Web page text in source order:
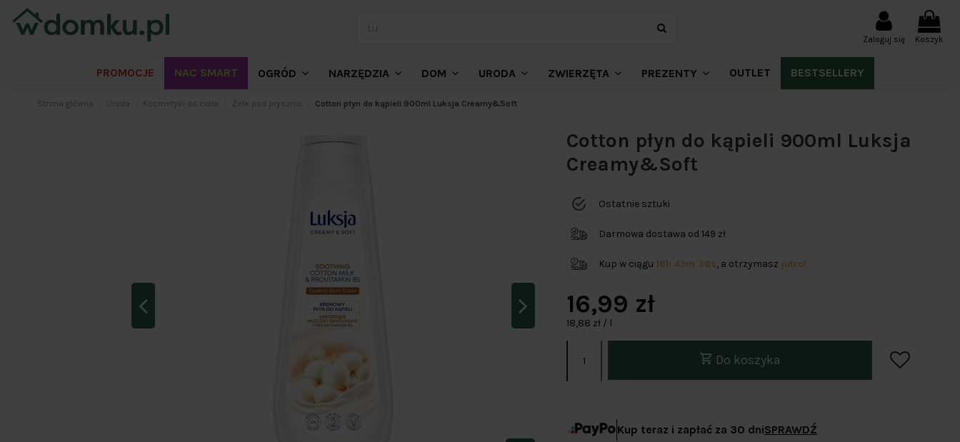
Zaloguj się Koszyk
PROMOCJE NAC SMART OGRÓD NARZĘDZIA DOM URODA ZWIERZĘTA PREZENTY OUTLET BESTSELLERY
Strona główna Uroda Kosmetyki do ciała Żele pod prysznic Cotton płyn do kąpieli 900ml Luksja Creamy&Soft
Cotton płyn do kąpieli 900ml Luksja
Creamy&Soft
Ostatnie sztuki
Darmowa dostawa od 149 zł
Kup w ciągu 16h 45m 36s, a otrzymasz jutro!
16,99 zł
18,88 zł / l
Do koszyka
Kup teraz i zapłać za 30 dniSPRAWDŹ